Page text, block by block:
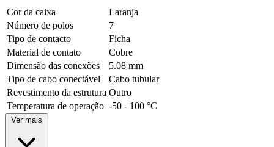
Cor da caixa
Laranja
Número de polos
7
Tipo de contacto
Ficha
Material de contato
Cobre
Dimensão das conexões
5.08 mm
Tipo de cabo conectável
Cabo tubular
Revestimento da estrutura Outro
Temperatura de operação -50 - 100 °C
Ver mais